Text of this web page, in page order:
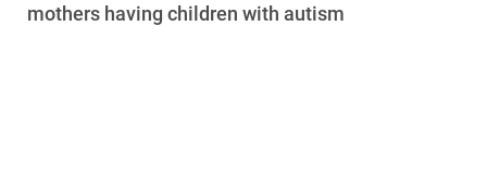
mothers having children with autism